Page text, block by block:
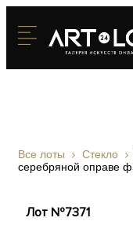
Все лоты Стекло
серебряной оправе
Лот №7371